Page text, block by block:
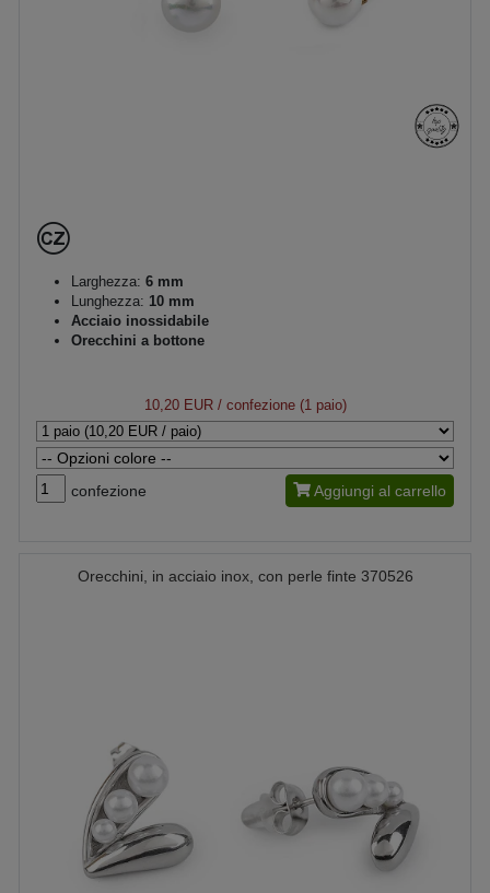
Larghezza: 6 mm
Lunghezza: 10 mm
Acciaio inossidabile
Orecchini a bottone
10,20 EUR/ confezione (1 paio)
confezione Aggiungi al carrello
Orecchini, in acciaio inox, con perle finte 370526